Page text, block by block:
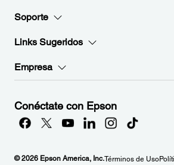
Soporte
Links Sugeridos
Empresa
Conéctate con Epson
© 2026 Epson America, Inc.Términos de Uso